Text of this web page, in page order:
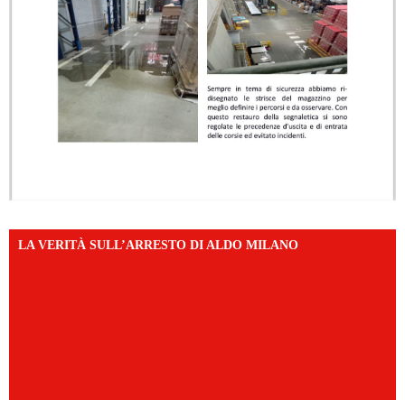
LA VERITÀ SULL’ARRESTO DI ALDO MILANO